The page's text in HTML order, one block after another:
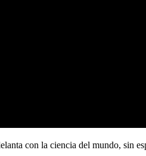
con la ciencia del mundo, sin